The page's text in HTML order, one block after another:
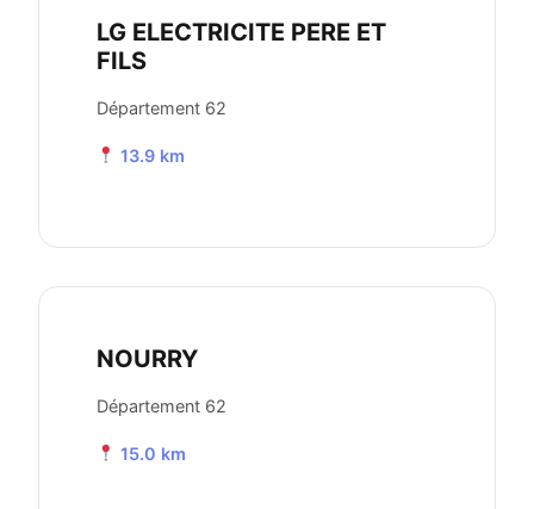
LG ELECTRICITE PERE ET
FILS
Département 62
13.9 km
NOURRY
Département 62
15.0 km